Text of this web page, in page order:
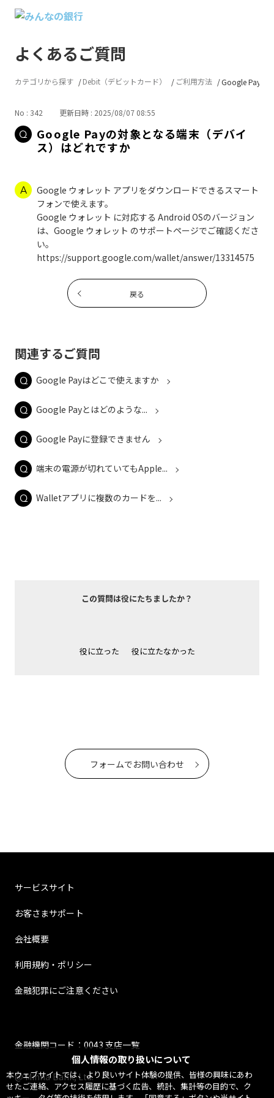
よくあるご質問
個人情報の取り扱いについて
本ウェブサイトでは、より良いサイト体験の提供、皆様の興味にあわ
せたご連絡、アクセス履歴に基づく広告、統計、集計等の目的で、ク
カテゴリから探す Debit（デビットカード） ご利用方法 Google Payの
No : 342 更新日時 : 2025/08/07 08:55
Google Payの対象となる端末（デバイ
ス）はどれですか
Google ウォレット アプリをダウンロードできるスマート
フォンで使えます。
Google ウォレット に対応する Android OSのバージョン
は、Google ウォレット のサポートページでご確認くださ
い。
https://support.google.com/wallet/answer/13314575
戻る
関連するご質問
Google Payはどこで使えますか
Google Payとはどのような...
Google Payに登録できません
端末の電源が切れていてもApple...
Walletアプリに複数のカードを...
この質問は役にたちましたか？
役に立った 役に立たなかった
フォームでお問い合わせ
サービスサイト
お客さまサポート
会社概要
利用規約・ポリシー
金融犯罪にご注意ください
金融機関コード：0043 支店一覧
@ Minna Bank, Ltd.